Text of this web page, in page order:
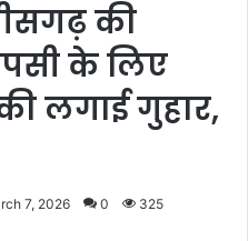
की
के लिए
लगाई गुहार,
7, 2026 0 325